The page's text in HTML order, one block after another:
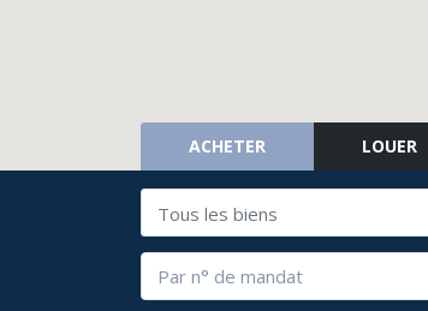
ACHETER LOUER
Tous les biens